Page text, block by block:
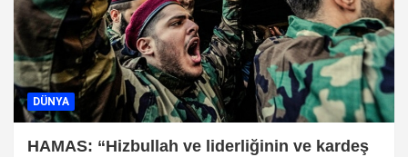
DÜNYA
HAMAS: “Hizbullah ve liderliğinin ve kardeş